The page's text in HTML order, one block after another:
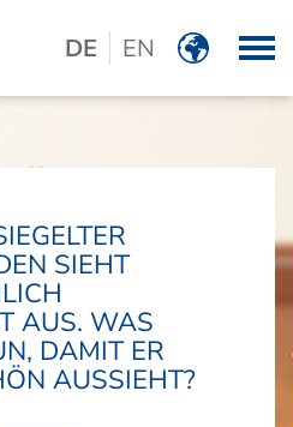
DE EN
SIEHT
AUS. WAS
DAMIT ER
AUSSIEHT?